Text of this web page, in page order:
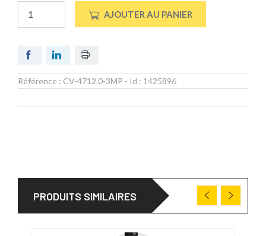
AJOUTER AU PANIER
Référence : CV-4712.0-3MP - Id : 1425896
PRODUITS SIMILAIRES